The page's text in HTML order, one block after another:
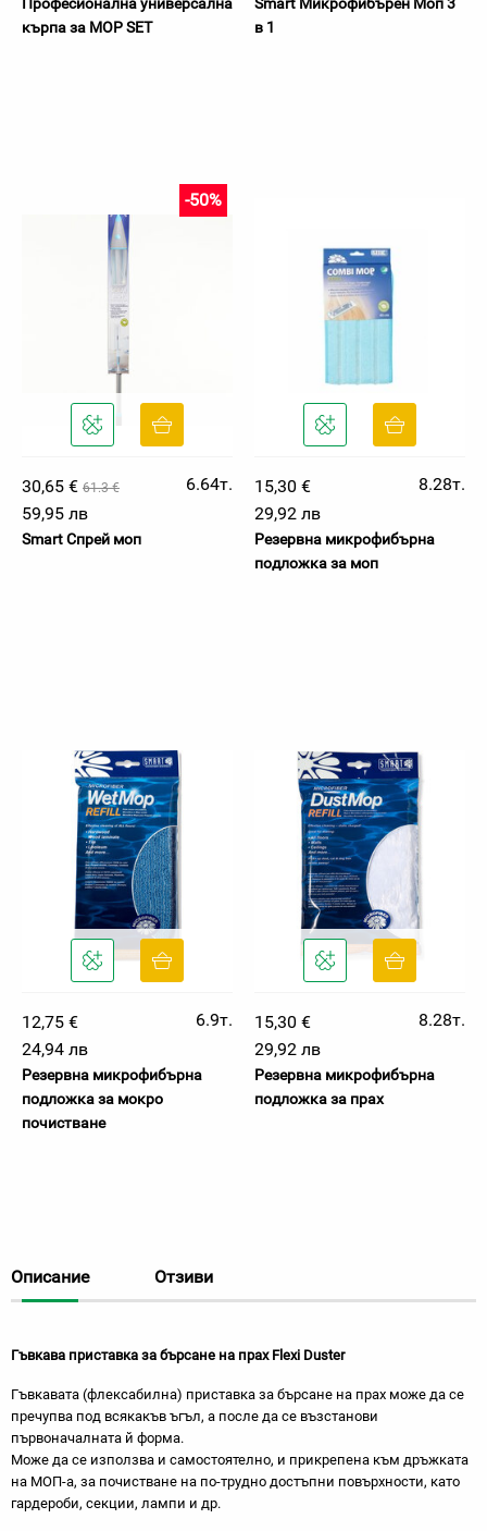
кърпа за MOP SET
в 1
30,65 € 61.3 €
-50%
6.64т.
59,95 лв
Smart Спрей моп
15,30 €
8.28т.
29,92 лв
Резервна микрофибърна
подложка за моп
12,75 €
6.9т.
24,94 лв
Резервна микрофибърна
подложка за мокро
почистване
15,30 €
8.28т.
29,92 лв
Резервна микрофибърна
подложка за прах
Описание Отзиви
Гъвкава приставка за бърсане на прах Flexi Duster
Гъвкавата (флексабилна) приставка за бърсане на прах може да се
пречупва под всякакъв ъгъл, а после да се възстанови
първоначалната й форма.
Може да се използва и самостоятелно, и прикрепена към дръжката
на МОП-а, за почистване на по-трудно достъпни повърхности, като
гардероби, секции, лампи и др.